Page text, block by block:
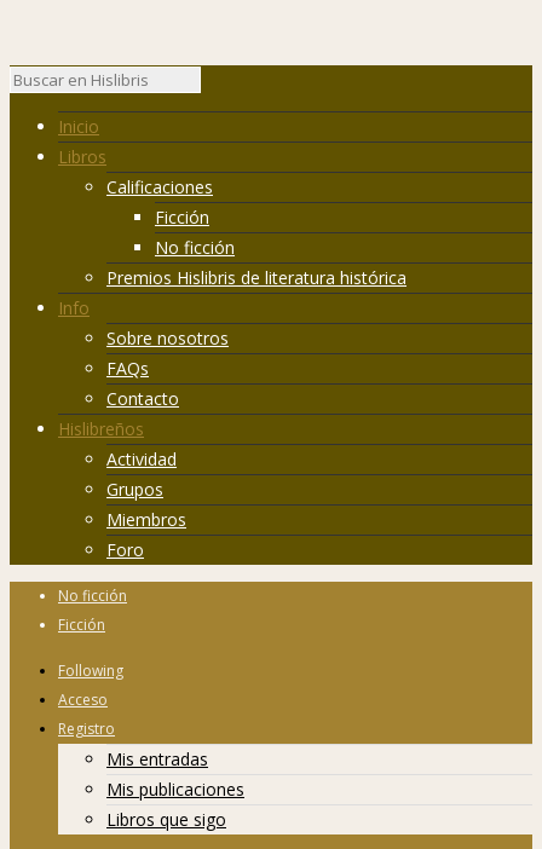
Inicio
Libros
Calificaciones
Ficción
No ficción
Premios Hislibris de literatura histórica
Info
Sobre nosotros
FAQs
Contacto
Hislibreños
Actividad
Grupos
Miembros
Foro
No ficción
Ficción
Following
Acceso
Registro
Mis entradas
Mis publicaciones
Libros que sigo